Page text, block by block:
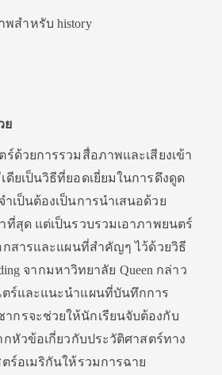
ย
ด้วยการรวมสื่อภาพและเสียงเข้า
ยเป็นวิธีที่ยอดเยี่ยมในการดึงดูด
ำเป็นต้องเป็นการนำเสนอด้วย
ที่สุด แต่เป็นรวบรวมเอาภาพยนตร์
กสารและแผนที่สำคัญๆ ไว้ด้วยวิธี
จากมหาวิทยาลัย Queen กล่าว
ร์และแนะนำแผนที่บันทึกการ
กรจะช่วยให้นักเรียนจับต้องกับ
หัวข้อเกี่ยวกับประวัติศาสตร์ทาง
ร์อเมริกันให้รวมการฉาย